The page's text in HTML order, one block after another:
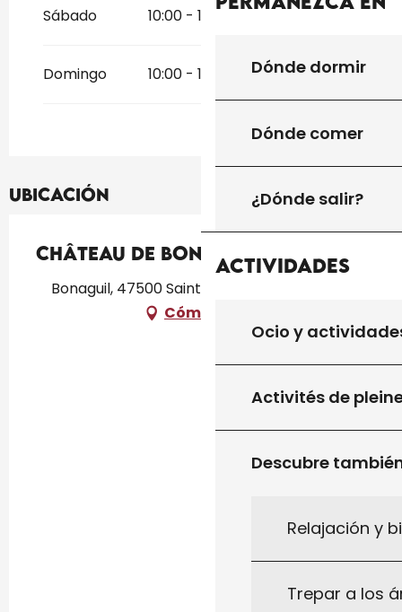
Dónde dormir
Dónde comer
¿Dónde salir?
Actividades
Ocio y
Activités de
Descubre
Relajación y
Trepar a los
diciembre 2026
Sábado 10:00 - 19:00 10:00 - 19:00
Domingo 10:00 - 19:00 10:00 - 19:00
Ubicación
Château de Bonaguil
Bonaguil, 47500 Saint-Front-sur-Lémance
Cómo llegar